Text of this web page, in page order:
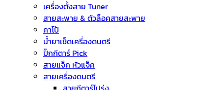
เครื่องตั้งสาย Tuner
สายสะพาย & ตัวล็อคสายสะพาย
คาโป้
น้ำยาเช็ดเครื่องดนตรี
ปิ๊กกีตาร์ Pick
สายแจ็ค หัวแจ็ค
สายเครื่องดนตรี